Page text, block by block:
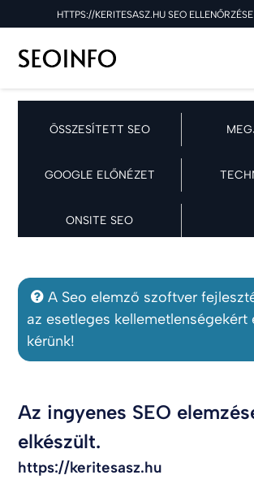
ÖSSZESÍTETT SEO
GOOGLE ELŐNÉZET
ONSITE SEO
A Seo elemző szoftver
az esetleges kellemetlenségekért
kérünk!
Az ingyenes SEO
elkészült.
https://keritesasz.hu